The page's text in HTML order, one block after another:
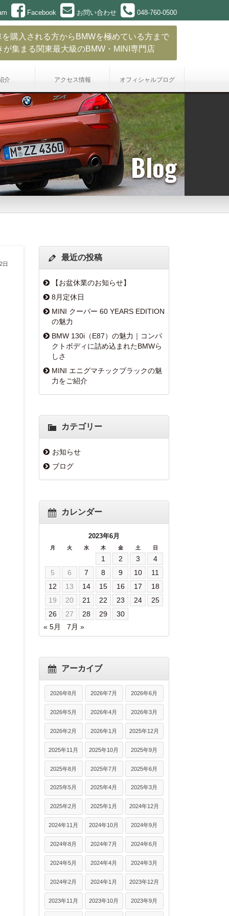
Facebook お問い合わせ 048-760-0500
購入される方からBMWを極めている方まで
が集まる関東最大級のBMW・MINI専門店
介 アクセス情報 オフィシャルブログ
Blog
日
最近の投稿
【お盆休業のお知らせ】
8月定休日
MINI クーパー 60 YEARS EDITION
の魅力
BMW 130i（E87）の魅力｜コンパ
クトボディに詰め込まれたBMWら
しさ
MINI エニグマチックブラックの魅
力をご紹介
カテゴリー
お知らせ
ブログ
カレンダー
2023年6月
月 火 水 木 金 土 日
1 2 3
4
5
6 7 8 9 10
11
12
13 14 15 16 17
18
19
20 21 22 23 24
25
26
27 28 29
30
« 5月
7月 »
アーカイブ
2026年8月 2026年7月 2026年6月
2026年5月 2026年4月 2026年3月
2026年2月 2026年1月 2025年12月
2025年11月 2025年10月 2025年9月
2025年8月 2025年7月 2025年6月
2025年5月 2025年4月 2025年3月
2025年2月 2025年1月 2024年12月
2024年11月 2024年10月 2024年9月
2024年8月 2024年7月 2024年6月
2024年5月 2024年4月 2024年3月
2024年2月 2024年1月 2023年12月
2023年11月 2023年10月 2023年9月